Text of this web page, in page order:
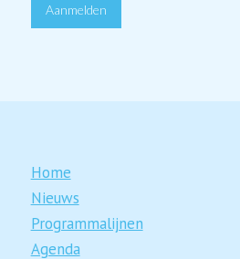
Aanmelden
Home
Nieuws
Programmalijnen
Agenda